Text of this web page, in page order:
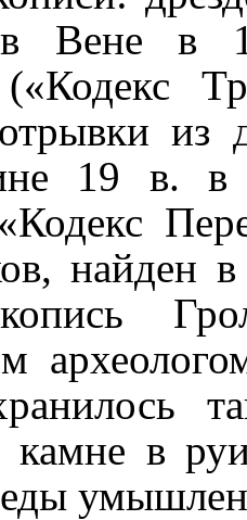
Вене в
из
19 в.
найден
камне в